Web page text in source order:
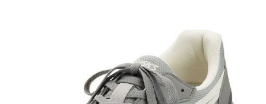
キッチン・雑貨・日用品
寝具・インテリア・家具通販すべて
美容・健康通販すべて
美容・健康・サプリメント
制服・スクールすべて